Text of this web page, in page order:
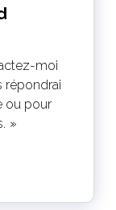
moi
répondrai
ou pour